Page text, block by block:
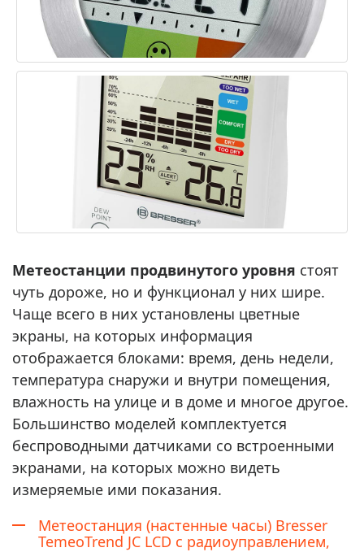
Метеостанции продвинутого уровня стоят
чуть дороже, но и функционал у них шире.
Чаще всего в них установлены цветные
экраны, на которых информация
отображается блоками: время, день недели,
температура снаружи и внутри помещения,
влажность на улице и в доме и многое другое.
Большинство моделей комплектуется
беспроводными датчиками со встроенными
экранами, на которых можно видеть
измеряемые ими показания.
Метеостанция (настенные часы) Bresser
TemeoTrend JC LCD с радиоуправлением,